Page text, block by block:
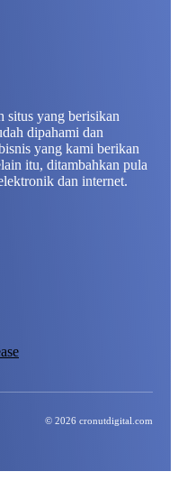
situs yang berisikan
dipahami dan
yang kami berikan
itu, ditambahkan pula
dan internet.
© 2026 cronutdigital.com